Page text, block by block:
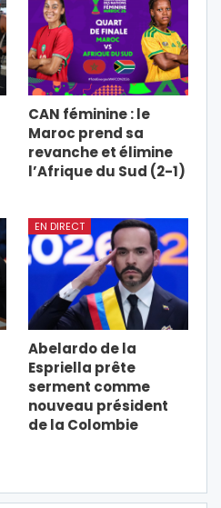
CAN féminine : le
Maroc prend sa
revanche et élimine
l’Afrique du Sud (2-1)
EN DIRECT
Abelardo de la
Espriella prête
serment comme
nouveau président
de la Colombie